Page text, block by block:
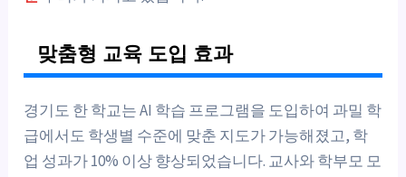
맞춤형 교육 도입 효과
경기도 한 학교는 AI 학습 프로그램을 도입하여 과밀 학
급에서도 학생별 수준에 맞춘 지도가 가능해졌고, 학
업 성과가 10% 이상 향상되었습니다. 교사와 학부모 모